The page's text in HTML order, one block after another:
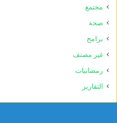
مجتمع
صحة
برامج
غير مصنف
رمضانيات
التقارير